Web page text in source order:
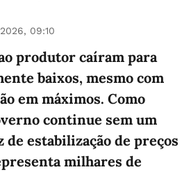
09:10
produtor caíram para
baixos, mesmo com
em máximos. Como
continue sem um
de estabilização de preços
milhares de